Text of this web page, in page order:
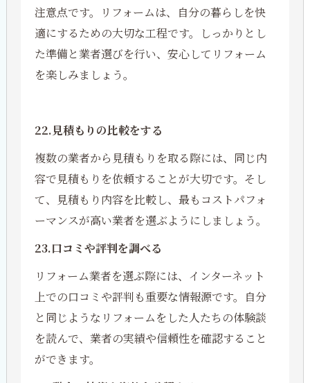
注意点です。リフォームは、自分の暮らしを快
適にするための大切な工程です。しっかりとし
た準備と業者選びを行い、安心してリフォーム
を楽しみましょう。
22.見積もりの比較をする
複数の業者から見積もりを取る際には、同じ内
容で見積もりを依頼することが大切です。そし
て、見積もり内容を比較し、最もコストパフォ
ーマンスが高い業者を選ぶようにしましょう。
23.口コミや評判を調べる
リフォーム業者を選ぶ際には、インターネット
上での口コミや評判も重要な情報源です。自分
と同じようなリフォームをした人たちの体験談
を読んで、業者の実績や信頼性を確認すること
ができます。